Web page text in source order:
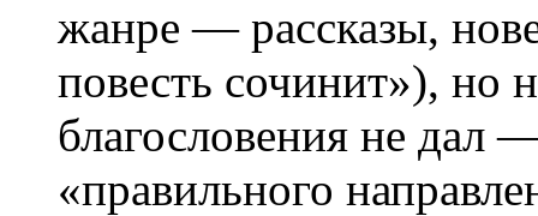
жанре — рассказы,
повесть сочинит»), но
благословения не дал
«правильного